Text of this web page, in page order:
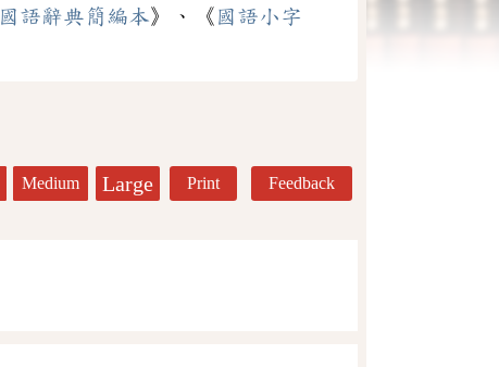
國語辭典簡編本》、《 國語小字
Medium Large Print Feedback